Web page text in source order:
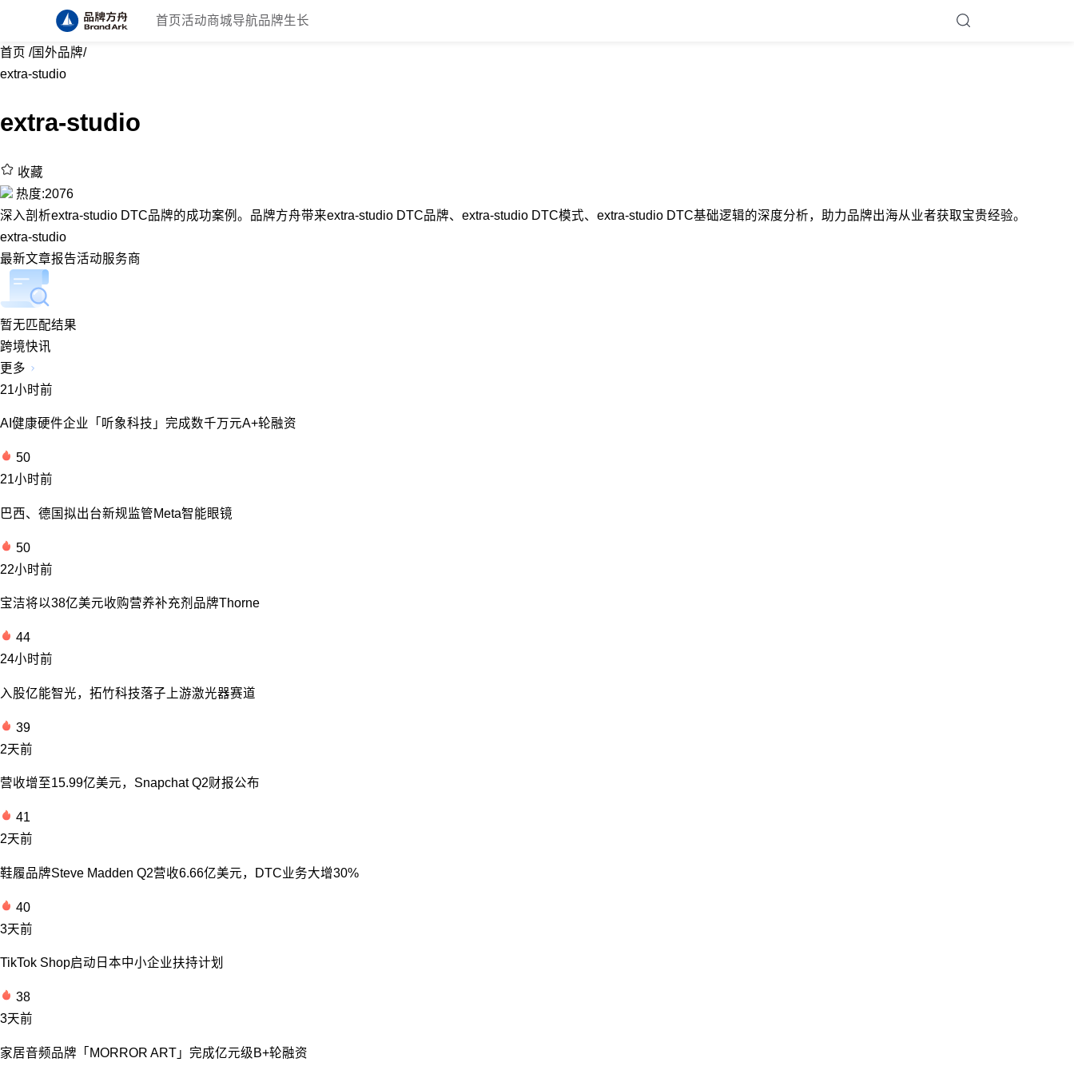
首页 活动商城导航品牌生长
首页 /国外品牌/
extra-studio
extra-studio
收藏
热度:2076
深入剖析extra-studio DTC品牌的成功案例。品牌方舟带来extra-studio DTC品牌、extra-studio DTC模式、extra-studio DTC基础逻辑的深度分析，助力品牌出海从业者获取宝贵经验。
extra-studio
最新文章报告活动服务商
暂无匹配结果
跨境快讯
更多
21小时前
AI健康硬件企业「听象科技」完成数千万元A+轮融资
50
21小时前
巴西、德国拟出台新规监管Meta智能眼镜
50
22小时前
宝洁将以38亿美元收购营养补充剂品牌Thorne
44
24小时前
入股亿能智光，拓竹科技落子上游激光器赛道
39
2天前
营收增至15.99亿美元，Snapchat Q2财报公布
41
2天前
鞋履品牌Steve Madden Q2营收6.66亿美元，DTC业务大增30%
40
3天前
TikTok Shop启动日本中小企业扶持计划
38
3天前
家居音频品牌「MORROR ART」完成亿元级B+轮融资